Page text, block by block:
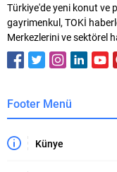
Türkiye'de yeni konut ve
gayrimenkul, TOKİ
Merkezlerini ve sektörel
Footer Menü
Künye